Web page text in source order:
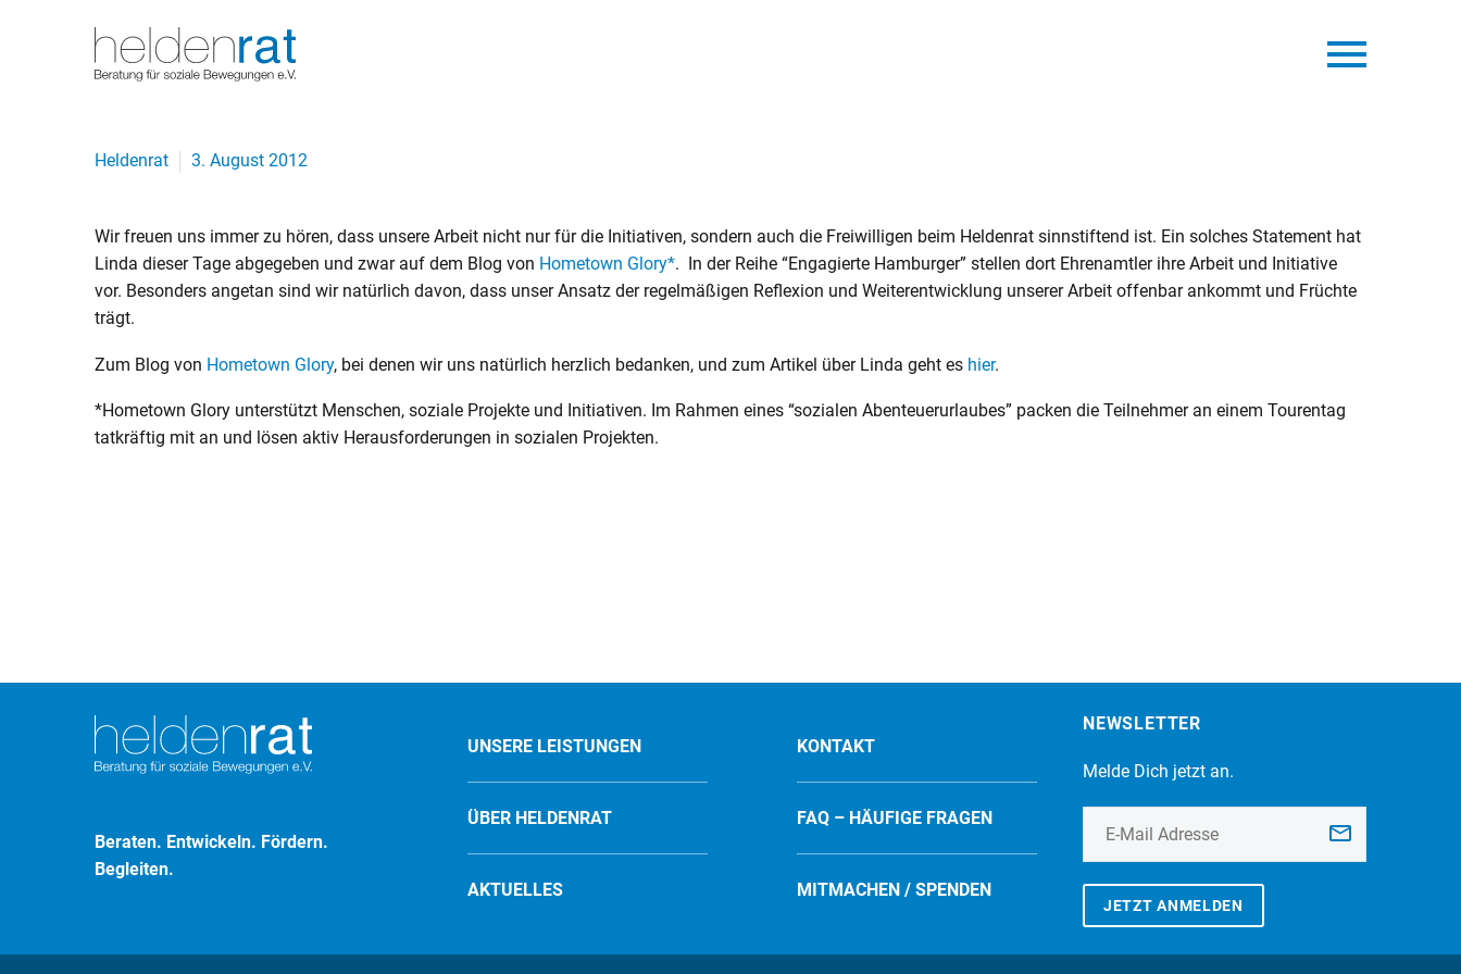
Heldenrat 3. August 2012
Wir freuen uns immer zu hören, dass unsere Arbeit nicht nur für die Initiativen, sondern auch die Freiwilligen beim Heldenrat sinnstiftend ist. Ein solches Statement hat
Linda dieser Tage abgegeben und zwar auf dem Blog von Hometown Glory*. In der Reihe “Engagierte Hamburger” stellen dort Ehrenamtler ihre Arbeit und Initiative
vor. Besonders angetan sind wir natürlich davon, dass unser Ansatz der regelmäßigen Reflexion und Weiterentwicklung unserer Arbeit offenbar ankommt und Früchte
trägt.
Zum Blog von Hometown Glory, bei denen wir uns natürlich herzlich bedanken, und zum Artikel über Linda geht es hier.
*Hometown Glory unterstützt Menschen, soziale Projekte und Initiativen. Im Rahmen eines “sozialen Abenteuerurlaubes” packen die Teilnehmer an einem Tourentag
tatkräftig mit an und lösen aktiv Herausforderungen in sozialen Projekten.
Beraten. Entwickeln. Fördern.
Begleiten.
UNSERE LEISTUNGEN
ÜBER HELDENRAT
AKTUELLES
KONTAKT
FAQ – HÄUFIGE FRAGEN
MITMACHEN / SPENDEN
NEWSLETTER
Melde Dich jetzt an.
JETZT ANMELDEN